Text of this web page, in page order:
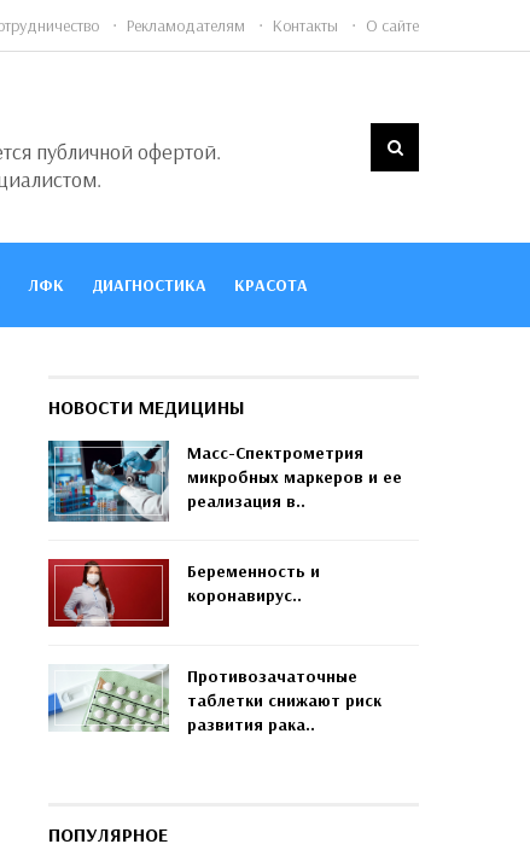
Рекламодателям Контакты О сайте
публичной офертой.
ЛФК ДИАГНОСТИКА КРАСОТА
НОВОСТИ МЕДИЦИНЫ
Масс-Спектрометрия
микробных маркеров и ее
реализация в..
Беременность и
коронавирус..
Противозачаточные
таблетки снижают риск
развития рака..
ПОПУЛЯРНОЕ